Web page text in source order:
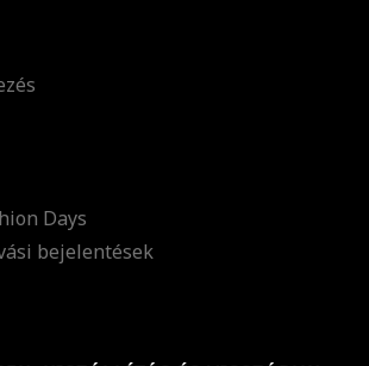
Days
bejelentések